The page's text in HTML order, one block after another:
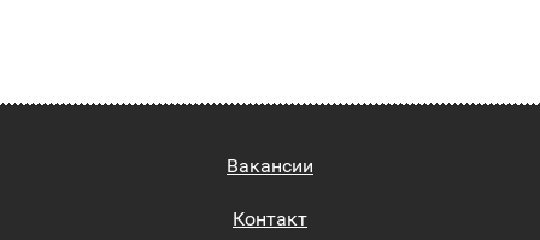
Вакансии
Контакт